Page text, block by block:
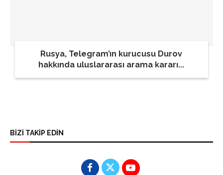
Rusya, Telegram’ın kurucusu Durov
hakkında uluslararası arama kararı...
BİZİ TAKİP EDİN